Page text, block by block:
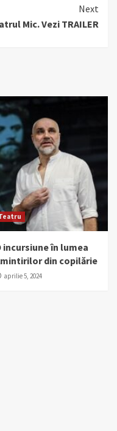
Next
Mic. Vezi TRAILER
incursiune în lumea
din copilărie
aprilie 5, 2024